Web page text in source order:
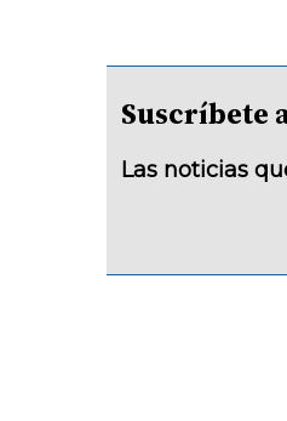
Suscríbete
Las noticias